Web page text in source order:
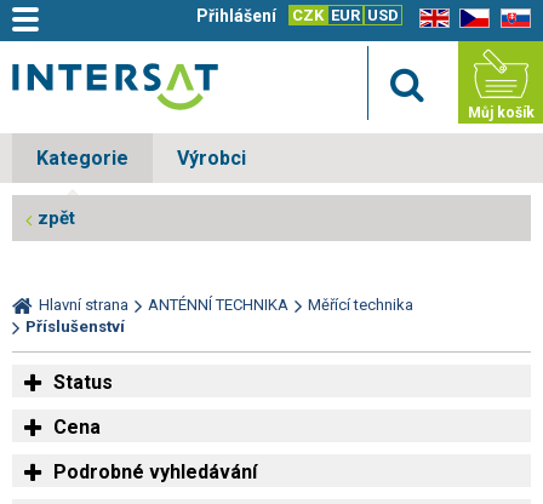
EN CZ SK
CZK EUR USD
Přihlášení
Můj košík
Kategorie Výrobci
zpět
Hlavní strana ANTÉNNÍ TECHNIKA
Měřící technika
Příslušenství
Status
Cena
Podrobné vyhledávání